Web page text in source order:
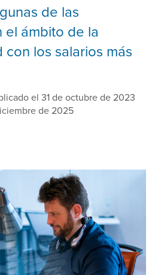
de las
ámbito de la
los salarios más
el 31 de octubre de 2023
de 2025